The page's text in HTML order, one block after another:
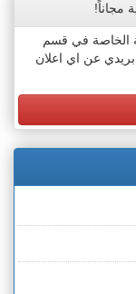
مجاناً!
الخاصة في قسم
بريدي عن اي اعلان